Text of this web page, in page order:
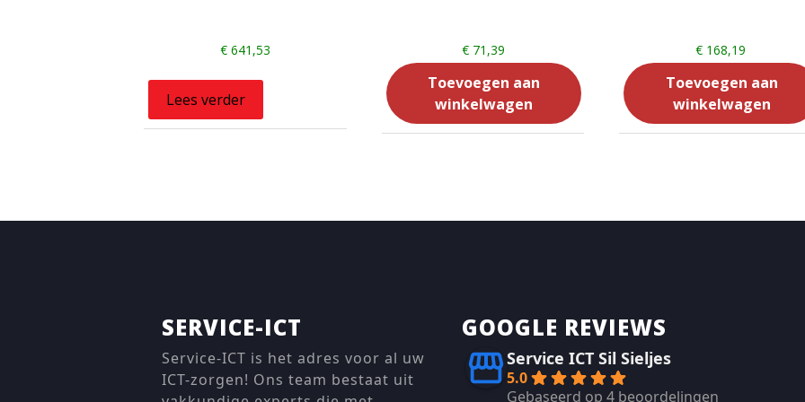
€641,53
Lees verder
€71,39
Toevoegen aan
winkelwagen
€ 168,19
Toevoegen aan
winkelwagen
SERVICE-ICT
Service-ICT is het adres voor al uw
ICT-zorgen! Ons team bestaat uit
GOOGLE REVIEWS
Service ICT Sil Sieljes
5.0
Gebaseerd op 4 beoordelingen